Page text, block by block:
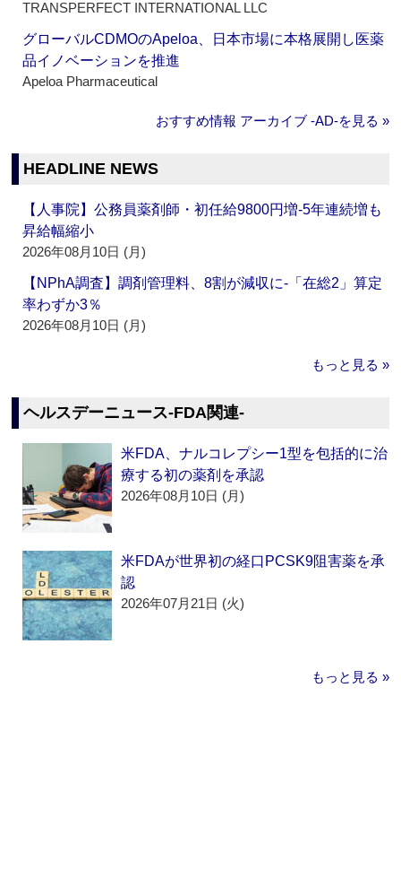
TRANSPERFECT INTERNATIONAL LLC
グローバルCDMOのApeloa、日本市場に本格展開し医薬
品イノベーションを推進
Apeloa Pharmaceutical
おすすめ情報 アーカイブ ‐AD‐を見る »
HEADLINE NEWS
【人事院】公務員薬剤師・初任給9800円増‐5年連続増も
昇給幅縮小
2026年08月10日 (月)
【NPhA調査】調剤管理料、8割が減収に‐「在総2」算定
率わずか3％
2026年08月10日 (月)
もっと見る »
ヘルスデーニュース‐FDA関連‐
米FDA、ナルコレプシー1型を包括的に治
療する初の薬剤を承認
2026年08月10日 (月)
米FDAが世界初の経口PCSK9阻害薬を承
認
2026年07月21日 (火)
もっと見る »